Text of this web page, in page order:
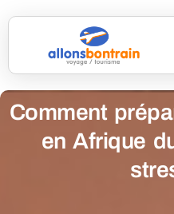
Comment
en Afrique